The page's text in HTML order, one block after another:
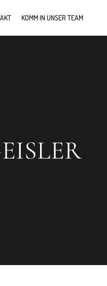
KOMM IN UNSER TEAM